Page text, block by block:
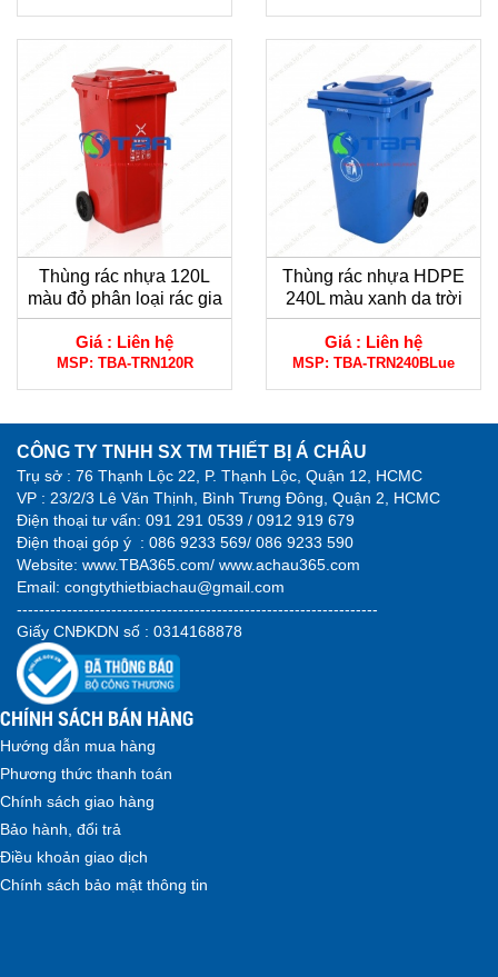
Thùng rác nhựa 120L
màu đỏ phân loại rác gia
đình
Giá : Liên hệ
MSP: TBA-TRN120R
Thùng rác nhựa HDPE
240L màu xanh da trời
dùng cho công nghiệp
Giá : Liên hệ
MSP: TBA-TRN240BLue
CÔNG TY TNHH SX TM THIẾT BỊ Á CHÂU
Trụ sở : 76 Thạnh Lộc 22, P. Thạnh Lộc, Quận 12, HCMC
VP : 23/2/3 Lê Văn Thịnh, Bình Trưng Đông, Quận 2, HCMC
Điện thoại tư vấn: 091 291 0539 / 0912 919 679
Điện thoại góp ý : 086 9233 569/ 086 9233 590
Website: www.TBA365.com/ www.achau365.com
Email: congtythietbiachau@gmail.com
-----------------------------------------------------------------
Giấy CNĐKDN số : 0314168878
CHÍNH SÁCH BÁN HÀNG
Hướng dẫn mua hàng
Phương thức thanh toán
Chính sách giao hàng
Bảo hành, đổi trả
Điều khoản giao dịch
Chính sách bảo mật thông tin